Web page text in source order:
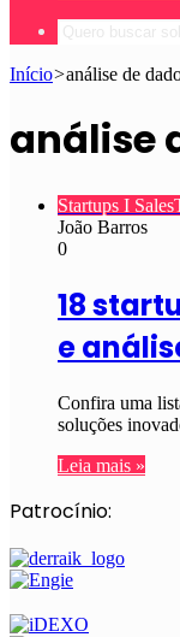
Início>análise de
análise
Startups I
João Barros
0
18
e
Confira uma
soluções
Leia mais »
Patrocínio: